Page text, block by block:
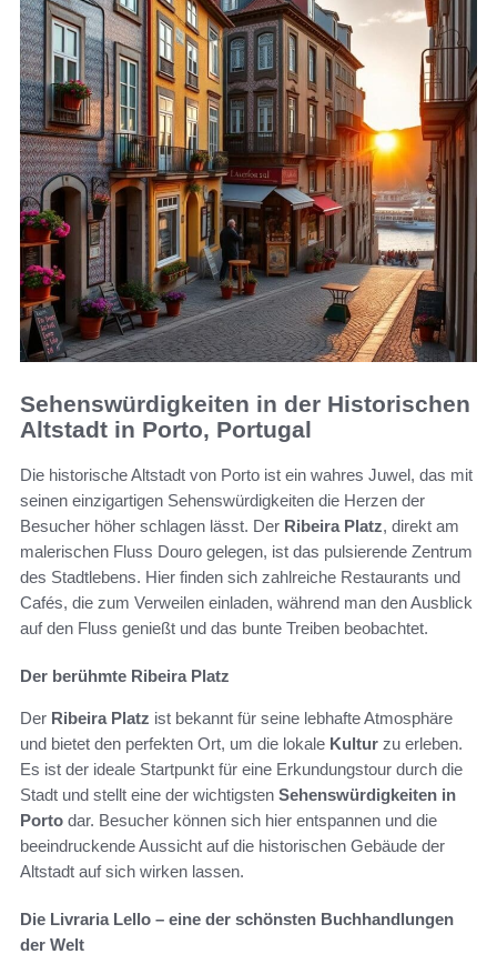
Sehenswürdigkeiten in der Historischen
Altstadt in Porto, Portugal
Die historische Altstadt von Porto ist ein wahres Juwel, das mit
seinen einzigartigen Sehenswürdigkeiten die Herzen der
Besucher höher schlagen lässt. Der Ribeira Platz, direkt am
malerischen Fluss Douro gelegen, ist das pulsierende Zentrum
des Stadtlebens. Hier finden sich zahlreiche Restaurants und
Cafés, die zum Verweilen einladen, während man den Ausblick
auf den Fluss genießt und das bunte Treiben beobachtet.
Der berühmte Ribeira Platz
Der Ribeira Platz ist bekannt für seine lebhafte Atmosphäre
und bietet den perfekten Ort, um die lokale Kultur zu erleben.
Es ist der ideale Startpunkt für eine Erkundungstour durch die
Stadt und stellt eine der wichtigsten Sehenswürdigkeiten in
Porto dar. Besucher können sich hier entspannen und die
beeindruckende Aussicht auf die historischen Gebäude der
Altstadt auf sich wirken lassen.
Die Livraria Lello – eine der schönsten Buchhandlungen
der Welt